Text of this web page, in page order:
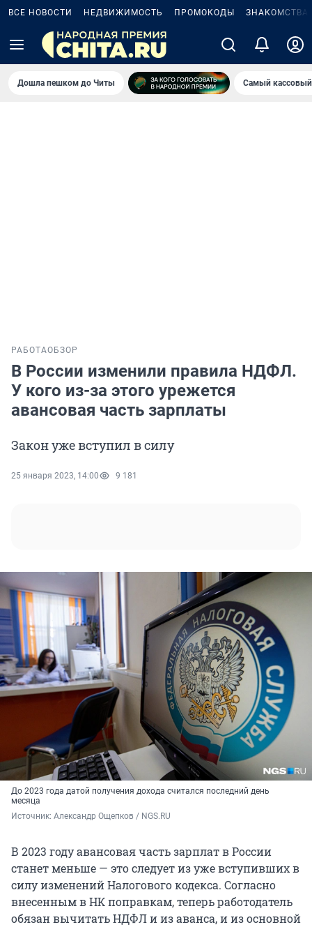
ВСЕ НОВОСТИ НЕДВИЖИМОСТЬ ПРОМОКОДЫ ЗНАКОМСТВА
Дошла пешком до Читы Самый
РАБОТАОБЗОР
В России изменили правила НДФЛ.
У кого из-за этого урежется
авансовая часть зарплаты
Закон уже вступил в силу
25 января 2023, 14:00 9 181
До 2023 года датой получения дохода считался последний день
месяца
Источник: Александр Ощепков / NGS.RU
В 2023 году авансовая часть зарплат в России
станет меньше — это следует из уже вступивших в
силу изменений Налогового кодекса. Согласно
внесенным в НК поправкам, теперь работодатель
обязан вычитать НДФЛ и из аванса, и из основной